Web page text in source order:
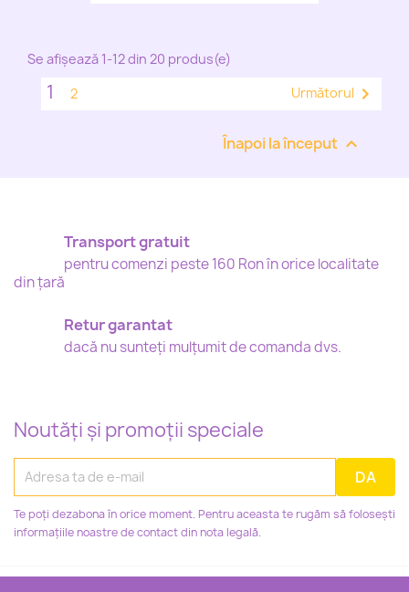
Se afișează 1-12 din 20 produs(e)
1 2 Următorul 
Înapoi la început 
Transport gratuit
pentru comenzi peste 160 Ron în orice localitate
din țară
Retur garantat
dacă nu sunteți mulțumit de comanda dvs.
Noutăți și promoții speciale
Te poți dezabona în orice moment. Pentru aceasta te rugăm să folosești
informațiile noastre de contact din nota legală.